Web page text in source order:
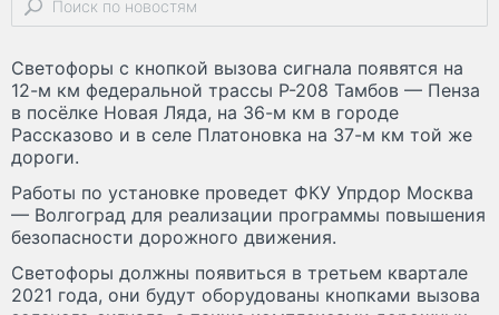
Светофоры с кнопкой вызова сигнала появятся на
12-м км федеральной трассы Р-208 Тамбов — Пенза
в посёлке Новая Ляда, на 36-м км в городе
Рассказово и в селе Платоновка на 37-м км той же
дороги.
Работы по установке проведет ФКУ Упрдор Москва
— Волгоград для реализации программы повышения
безопасности дорожного движения.
Светофоры должны появиться в третьем квартале
2021 года, они будут оборудованы кнопками вызова